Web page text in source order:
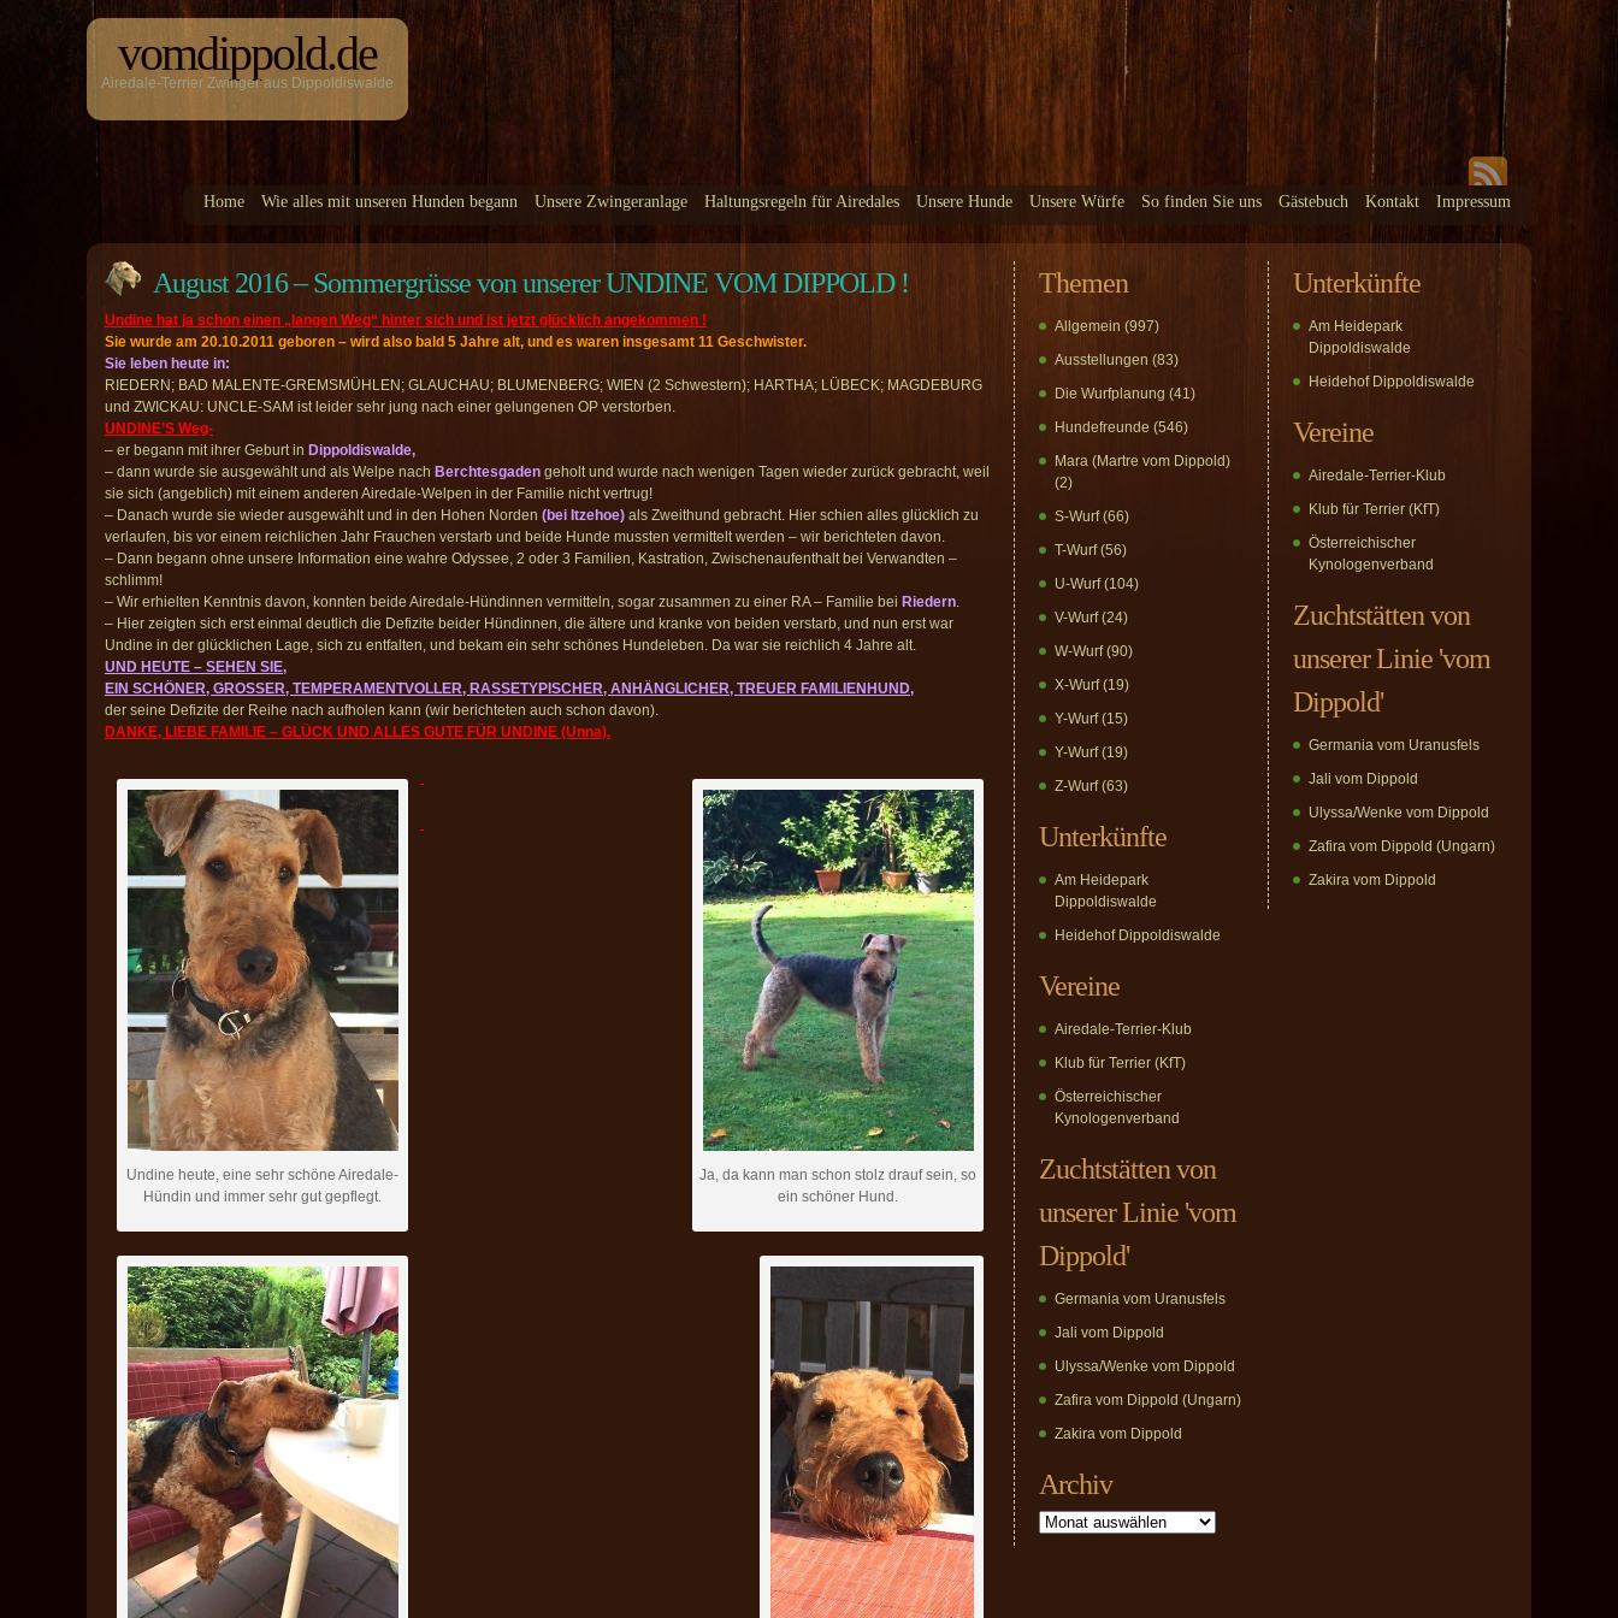
vomdippold.de
Airedale-Terrier Zwinger aus Dippoldiswalde
Home Wie alles mit unseren Hunden begann Unsere Zwingeranlage Haltungsregeln für Airedales Unsere Hunde Unsere Würfe So finden Sie uns Gästebuch Kontakt Impressum
August 2016 – Sommergrüsse von unserer UNDINE VOM DIPPOLD !
Undine hat ja schon einen „langen Weg“ hinter sich und ist jetzt glücklich angekommen !
Sie wurde am 20.10.2011 geboren – wird also bald 5 Jahre alt, und es waren insgesamt 11 Geschwister.
Sie leben heute in:
RIEDERN; BAD MALENTE-GREMSMÜHLEN; GLAUCHAU; BLUMENBERG; WIEN (2 Schwestern); HARTHA; LÜBECK; MAGDEBURG
und ZWICKAU: UNCLE-SAM ist leider sehr jung nach einer gelungenen OP verstorben.
UNDINE’S Weg-
– er begann mit ihrer Geburt in Dippoldiswalde,
– dann wurde sie ausgewählt und als Welpe nach Berchtesgaden geholt und wurde nach wenigen Tagen wieder zurück gebracht, weil
sie sich (angeblich) mit einem anderen Airedale-Welpen in der Familie nicht vertrug!
– Danach wurde sie wieder ausgewählt und in den Hohen Norden (bei Itzehoe) als Zweithund gebracht. Hier schien alles glücklich zu
verlaufen, bis vor einem reichlichen Jahr Frauchen verstarb und beide Hunde mussten vermittelt werden – wir berichteten davon.
– Dann begann ohne unsere Information eine wahre Odyssee, 2 oder 3 Familien, Kastration, Zwischenaufenthalt bei Verwandten –
schlimm!
– Wir erhielten Kenntnis davon, konnten beide Airedale-Hündinnen vermitteln, sogar zusammen zu einer RA – Familie bei Riedern.
– Hier zeigten sich erst einmal deutlich die Defizite beider Hündinnen, die ältere und kranke von beiden verstarb, und nun erst war
Undine in der glücklichen Lage, sich zu entfalten, und bekam ein sehr schönes Hundeleben. Da war sie reichlich 4 Jahre alt.
UND HEUTE – SEHEN SIE,
EIN SCHÖNER, GROSSER, TEMPERAMENTVOLLER, RASSETYPISCHER, ANHÄNGLICHER, TREUER FAMILIENHUND,
der seine Defizite der Reihe nach aufholen kann (wir berichteten auch schon davon).
DANKE, LIEBE FAMILIE – GLÜCK UND ALLES GUTE FÜR UNDINE (Unna).
Undine heute, eine sehr schöne Airedale-
Hündin und immer sehr gut gepflegt.
Ja, da kann man schon stolz drauf sein, so
ein schöner Hund.
Themen
Allgemein (997)
Ausstellungen (83)
Die Wurfplanung (41)
Hundefreunde (546)
Mara (Martre vom Dippold)
(2)
S-Wurf(66)
T-Wurf(56)
U-Wurf(104)
V-Wurf(24)
W-Wurf(90)
X-Wurf(19)
Y-Wurf(15)
Y-Wurf(19)
Z-Wurf(63)
Unterkünfte
Am Heidepark
Dippoldiswalde
Heidehof Dippoldiswalde
Vereine
Airedale-Terrier-Klub
Klub für Terrier (KfT)
Österreichischer
Kynologenverband
Zuchtstätten von
unserer Linie 'vom
Dippold'
Germania vom Uranusfels
Jali vom Dippold
Ulyssa/Wenke vom Dippold
Zafira vom Dippold (Ungarn)
Zakira vom Dippold
Archiv
Archiv
Unterkünfte
Am Heidepark
Dippoldiswalde
Heidehof Dippoldiswalde
Vereine
Airedale-Terrier-Klub
Klub für Terrier (KfT)
Österreichischer
Kynologenverband
Zuchtstätten von
unserer Linie 'vom
Dippold'
Germania vom Uranusfels
Jali vom Dippold
Ulyssa/Wenke vom Dippold
Zafira vom Dippold (Ungarn)
Zakira vom Dippold